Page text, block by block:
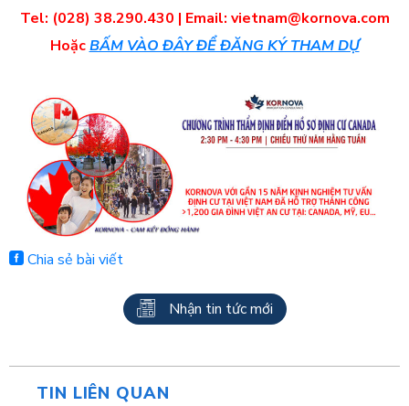
Tel: (028) 38.290.430 | Email: vietnam@kornova.com
Hoặc BẤM VÀO ĐÂY ĐỂ ĐĂNG KÝ THAM DỰ
Chia sẻ bài viết
Nhận tin tức mới
TIN LIÊN QUAN